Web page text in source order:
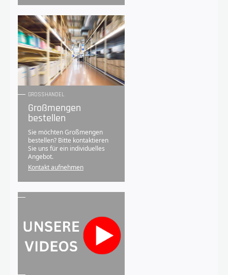
GROSSHANDEL
Großmengen
bestellen
Sie möchten Großmengen
bestellen? Bitte kontaktieren
Sie uns für ein individuelles
Angebot.
Kontakt aufnehmen